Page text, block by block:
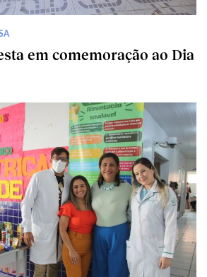
em comemoração ao Dia